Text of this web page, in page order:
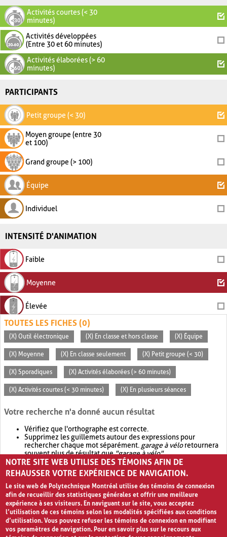
Activités courtes (< 30
minutes)
Activités développées
(Entre 30 et 60 minutes)
Activités élaborées (> 60
minutes)
PARTICIPANTS
Petit groupe (< 30)
Moyen groupe (entre 30
et 100)
Grand groupe (> 100)
Équipe
Individuel
INTENSITÉ D'ANIMATION
Faible
Moyenne
Élevée
TOUTES LES FICHES (0)
(X) Outil électronique (X) En classe et hors classe (X) Équipe
(X) Moyenne (X) En classe seulement (X) Petit groupe (< 30)
(X) Sporadiques (X) Activités élaborées (> 60 minutes)
(X) Activités courtes (< 30 minutes) (X) En plusieurs séances
Votre recherche n'a donné aucun résultat
Vérifiez que l'orthographe est correcte.
Supprimez les guillemets autour des expressions pour
rechercher chaque mot séparément. garage à véloretournera
souvent plus de résultat que"garage à vélo".
Envisagez d'élargir votre recherche avec OR.garage OR vélo
retournera souvent plus de résultat quegarage à vélo
NOTRE SITE WEB UTILISE DES TÉMOINS AFIN DE
REHAUSSER VOTRE EXPÉRIENCE DE NAVIGATION.
Le site web de Polytechnique Montréal utilise des témoins de connexion
afin de recueillir des statistiques générales et offrir une meilleure
expérience à ses visiteurs. En naviguant sur le site, vous acceptez
l’utilisation de ces témoins selon les modalités spécifiées aux conditions
d’utilisation. Vous pouvez refuser les témoins de connexion en modifiant
vos paramètres de navigation. Pour en savoir plus sur le recours aux